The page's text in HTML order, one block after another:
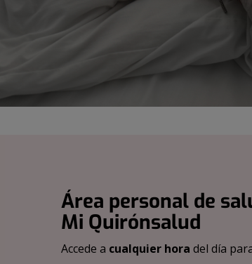
Área personal de
Mi Quirónsalud
Accede a cualquier hora del día